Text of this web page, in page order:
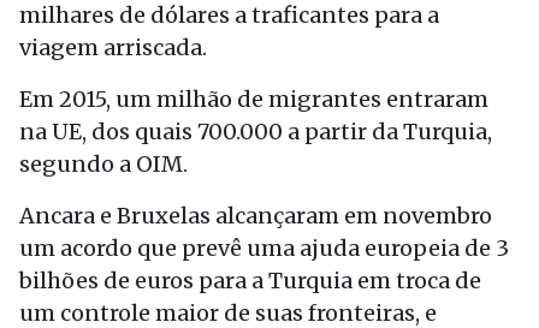
milhares de dólares a traficantes para a
viagem arriscada.
Em 2015, um milhão de migrantes entraram
na UE, dos quais 700.000 a partir da Turquia,
segundo a OIM.
Ancara e Bruxelas alcançaram em novembro
um acordo que prevê uma ajuda europeia de 3
bilhões de euros para a Turquia em troca de
um controle maior de suas fronteiras, e